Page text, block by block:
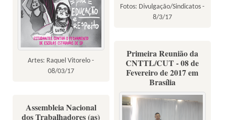
Fotos: Divulgação/Sindicatos -
8/3/17
Artes: Raquel Vitorelo -
08/03/17
Primeira Reunião da
CNTTL/CUT - 08 de
Fevereiro de 2017 em
Brasília
Assembleia Nacional
dos Trabalhadores (as)